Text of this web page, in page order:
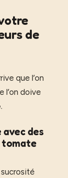
de
que l’on
l’on doive
.
des
tomate